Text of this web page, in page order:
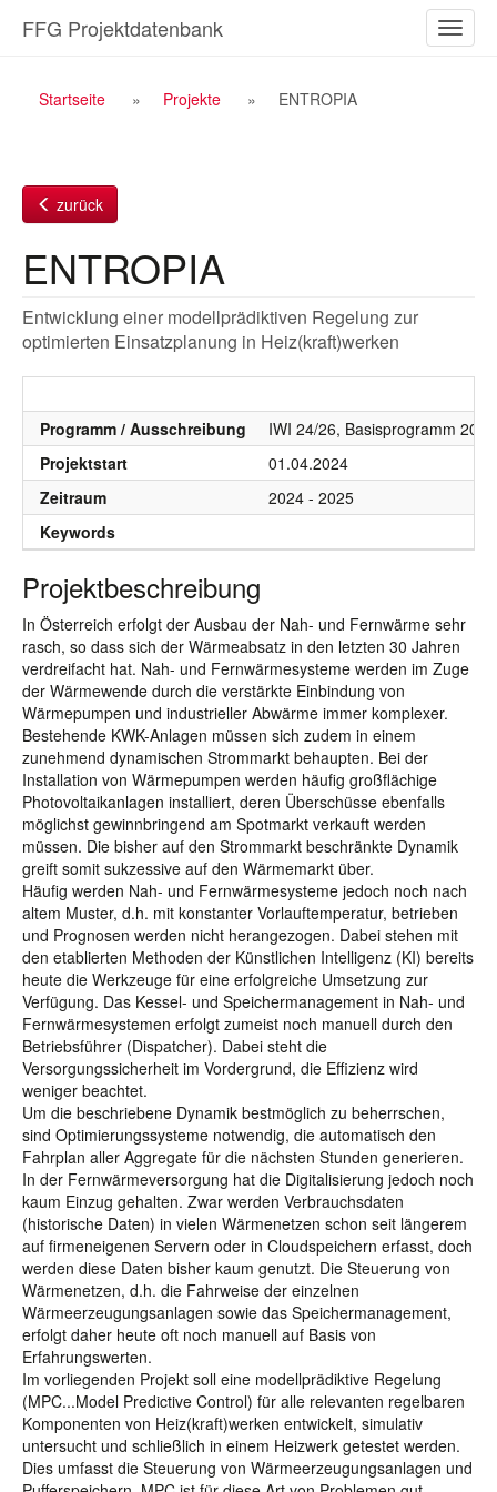
Inhalt
ein-/
FFG Projektdatenbank
Breadcrumb
Startseite Projekte ENTROPIA
zurück
ENTROPIA
Entwicklung einer modellprädiktiven Regelung zur
optimierten Einsatzplanung in Heiz(kraft)werken
Programm / Ausschreibung
IWI 24/26, Basisprogramm
Projektstart
01.04.2024
Zeitraum
2024 - 2025
Keywords
Projektbeschreibung
In Österreich erfolgt der Ausbau der Nah- und Fernwärme sehr
rasch, so dass sich der Wärmeabsatz in den letzten 30 Jahren
verdreifacht hat. Nah- und Fernwärmesysteme werden im Zuge
der Wärmewende durch die verstärkte Einbindung von
Wärmepumpen und industrieller Abwärme immer komplexer.
Bestehende KWK-Anlagen müssen sich zudem in einem
zunehmend dynamischen Strommarkt behaupten. Bei der
Installation von Wärmepumpen werden häufig großflächige
Photovoltaikanlagen installiert, deren Überschüsse ebenfalls
möglichst gewinnbringend am Spotmarkt verkauft werden
müssen. Die bisher auf den Strommarkt beschränkte Dynamik
greift somit sukzessive auf den Wärmemarkt über.
Häufig werden Nah- und Fernwärmesysteme jedoch noch nach
altem Muster, d.h. mit konstanter Vorlauftemperatur, betrieben
und Prognosen werden nicht herangezogen. Dabei stehen mit
den etablierten Methoden der Künstlichen Intelligenz (KI) bereits
heute die Werkzeuge für eine erfolgreiche Umsetzung zur
Verfügung. Das Kessel- und Speichermanagement in Nah- und
Fernwärmesystemen erfolgt zumeist noch manuell durch den
Betriebsführer (Dispatcher). Dabei steht die
Versorgungssicherheit im Vordergrund, die Effizienz wird
weniger beachtet.
Um die beschriebene Dynamik bestmöglich zu beherrschen,
sind Optimierungssysteme notwendig, die automatisch den
Fahrplan aller Aggregate für die nächsten Stunden generieren.
In der Fernwärmeversorgung hat die Digitalisierung jedoch noch
kaum Einzug gehalten. Zwar werden Verbrauchsdaten
(historische Daten) in vielen Wärmenetzen schon seit längerem
auf firmeneigenen Servern oder in Cloudspeichern erfasst, doch
werden diese Daten bisher kaum genutzt. Die Steuerung von
Wärmenetzen, d.h. die Fahrweise der einzelnen
Wärmeerzeugungsanlagen sowie das Speichermanagement,
erfolgt daher heute oft noch manuell auf Basis von
Erfahrungswerten.
Im vorliegenden Projekt soll eine modellprädiktive Regelung
(MPC...Model Predictive Control) für alle relevanten regelbaren
Komponenten von Heiz(kraft)werken entwickelt, simulativ
untersucht und schließlich in einem Heizwerk getestet werden.
Dies umfasst die Steuerung von Wärmeerzeugungsanlagen und